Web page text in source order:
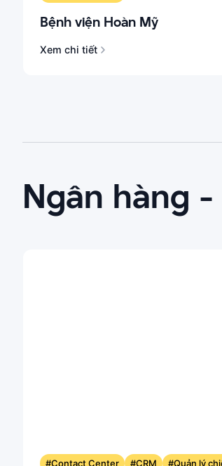
Bệnh viện Hoàn Mỹ
Xem chi tiết
Ngân hàng
#Contact Center #CRM #Quản lý